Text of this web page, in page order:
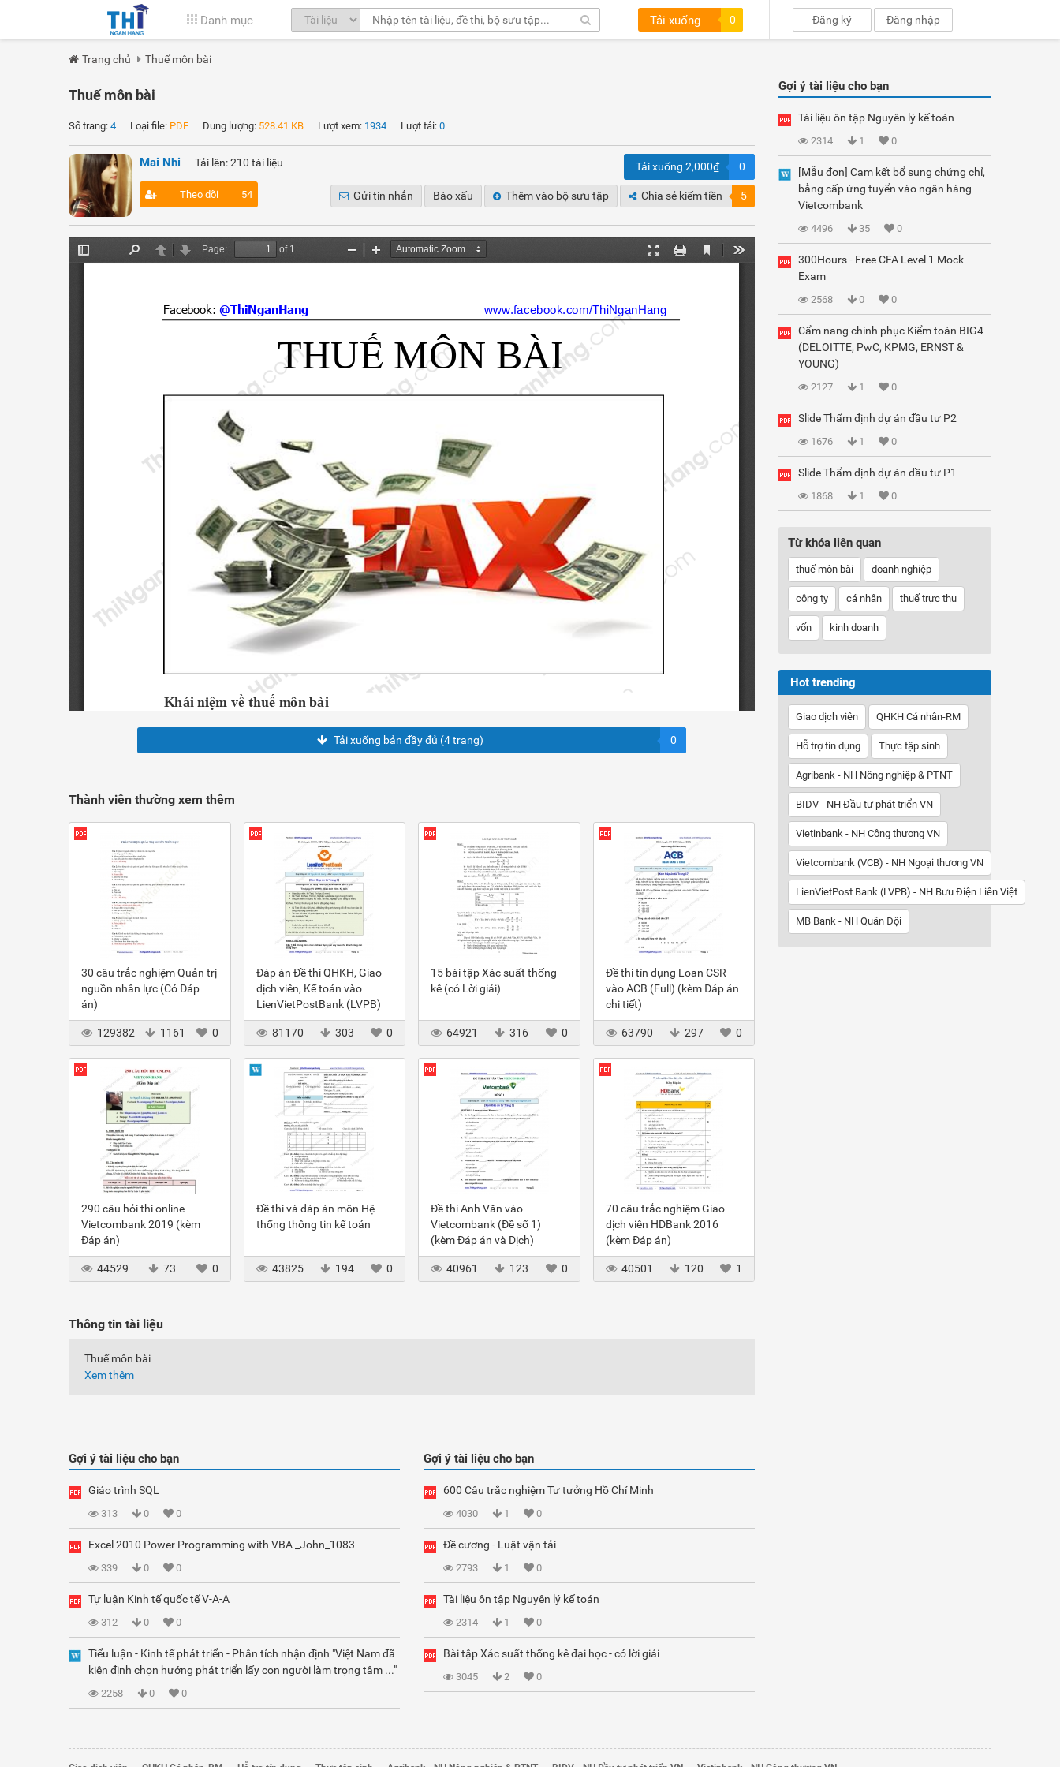
Danh mục Tải xuống 0 Đăng ký Đăng nhập
Trang chủ Thuế môn bài
Thuế môn bài
Số trang: 4 Loại file: PDF Dung lượng: 528.41 KB Lượt xem: 1934 Lượt tải: 0
Mai Nhi Tải lên: 210 tài liệu
Theo dõi 54
Tải xuống 2,000₫ 0
Gửi tin nhắn Báo xấu Thêm vào bộ sưu tập Chia sẻ kiếm tiền 5
Tải xuống bản đầy đủ (4 trang) 0
Thành viên thường xem thêm
30 câu trắc nghiệm Quản trị
nguồn nhân lực (Có Đáp
án)
129382 1161 0
Đáp án Đề thi QHKH, Giao
dịch viên, Kế toán vào
LienVietPostBank (LVPB)
2012
81170
303 0
15 bài tập Xác suất thống
kê (có Lời giải)
64921 316 0
Đề thi tín dụng Loan CSR
vào ACB (Full) (kèm Đáp án
chi tiết)
63790 297 0
290 câu hỏi thi online
Vietcombank 2019 (kèm
Đáp án)
44529 73 0
Đề thi và đáp án môn Hệ
thống thông tin kế toán
43825 194 0
Đề thi Anh Văn vào
Vietcombank (Đề số 1)
(kèm Đáp án và Dịch)
40961 123 0
70 câu trắc nghiệm Giao
dịch viên HDBank 2016
(kèm Đáp án)
40501 120 1
Thông tin tài liệu
Thuế môn bài
Xem thêm
Gợi ý tài liệu cho bạn
Giáo trình SQL
313 0 0
Excel 2010 Power Programming with VBA _John_1083
339 0 0
Tự luận Kinh tế quốc tế V-A-A
312 0 0
Tiểu luận - Kinh tế phát triển - Phân tích nhận định "Việt Nam đã
kiên định chọn hướng phát triển lấy con người làm trọng tâm ..."
2258 0 0
Gợi ý tài liệu cho bạn
600 Câu trắc nghiệm Tư tưởng Hồ Chí Minh
4030 1 0
Đề cương - Luật vận tải
2793 1 0
Tài liệu ôn tập Nguyên lý kế toán
2314 1 0
Bài tập Xác suất thống kê đại học - có lời giải
3045 2 0
Gợi ý tài liệu cho bạn
Tài liệu ôn tập Nguyên lý kế toán
2314 1 0
[Mẫu đơn] Cam kết bổ sung chứng chỉ,
bằng cấp ứng tuyển vào ngân hàng
Vietcombank
4496 35 0
300Hours - Free CFA Level 1 Mock
Exam
2568 0 0
Cẩm nang chinh phục Kiểm toán BIG4
(DELOITTE, PwC, KPMG, ERNST &
YOUNG)
2127 1 0
Slide Thẩm định dự án đầu tư P2
1676 1 0
Slide Thẩm định dự án đầu tư P1
1868 1 0
Từ khóa liên quan
thuế môn bài doanh nghiệp
công ty cá nhân thuế trực thu
vốn kinh doanh
Hot trending
Giao dịch viên QHKH Cá nhân-RM
Hỗ trợ tín dụng Thực tập sinh
Agribank - NH Nông nghiệp & PTNT
BIDV - NH Đầu tư phát triển VN
Vietinbank - NH Công thương VN
Vietcombank (VCB) - NH Ngoại thương VN
LienVietPost Bank (LVPB) - NH Bưu Điện Liên Việt
MB Bank - NH Quân Đội